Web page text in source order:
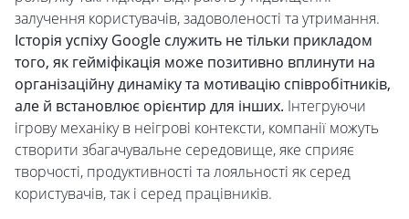
залучення користувачів, задоволеності та утримання.
Історія успіху Google служить не тільки прикладом
того, як гейміфікація може позитивно вплинути на
організаційну динаміку та мотивацію співробітників,
але й встановлює орієнтир для інших. Інтегруючи
ігрову механіку в неігрові контексти, компанії можуть
створити збагачувальне середовище, яке сприяє
творчості, продуктивності та лояльності як серед
користувачів, так і серед працівників.